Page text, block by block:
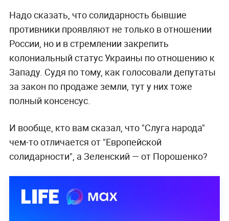
Надо сказать, что солидарность бывшие
противники проявляют не только в отношении
России, но и в стремлении закрепить
колониальный статус Украины по отношению к
Западу. Судя по тому, как голосовали депутаты
за закон по продаже земли, тут у них тоже
полный консенсус.
И вообще, кто вам сказал, что "Слуга народа"
чем-то отличается от "Европейской
солидарности", а Зеленский — от Порошенко?